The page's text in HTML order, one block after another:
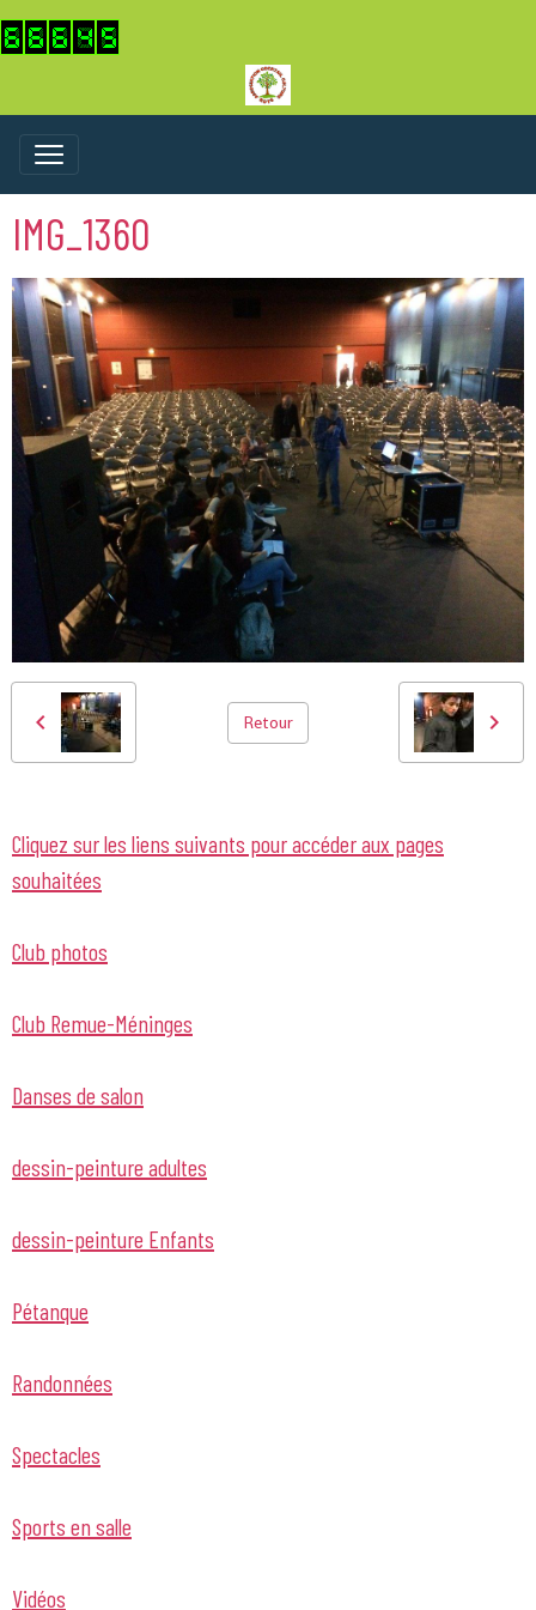
IMG_1360
Retour
Cliquez sur les liens suivants pour accéder aux pages
souhaitées
Club photos
Club Remue-Méninges
Danses de salon
dessin-peinture adultes
dessin-peinture Enfants
Pétanque
Randonnées
Spectacles
Sports en salle
Vidéos